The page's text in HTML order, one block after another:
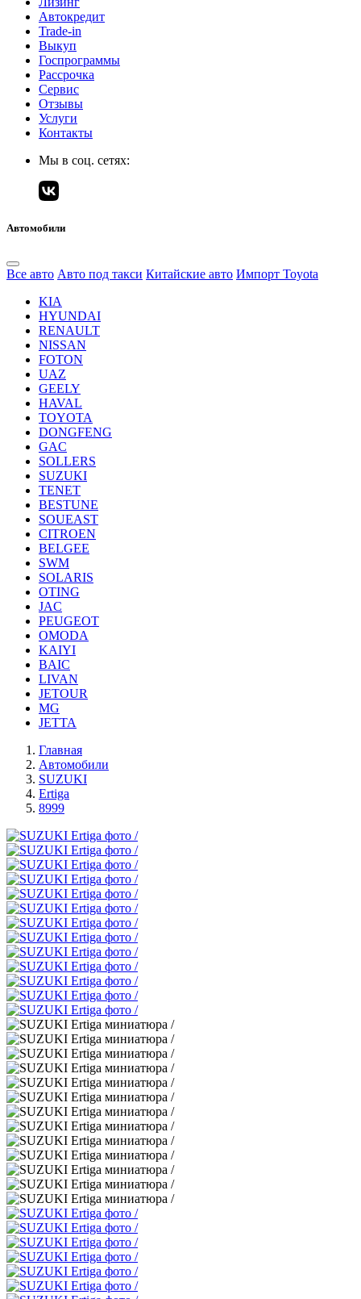
Автокредит
Trade-in
Выкуп
Госпрограммы
Рассрочка
Сервис
Отзывы
Услуги
Контакты
Мы в соц. сетях:
Автомобили
Все авто Авто под такси Китайские авто Импорт Toyota
KIA
HYUNDAI
RENAULT
NISSAN
FOTON
UAZ
GEELY
HAVAL
TOYOTA
DONGFENG
GAC
SOLLERS
SUZUKI
TENET
BESTUNE
SOUEAST
CITROEN
BELGEE
SWM
SOLARIS
OTING
JAC
PEUGEOT
OMODA
KAIYI
BAIC
LIVAN
JETOUR
MG
JETTA
Главная
Автомобили
SUZUKI
Ertiga
8999